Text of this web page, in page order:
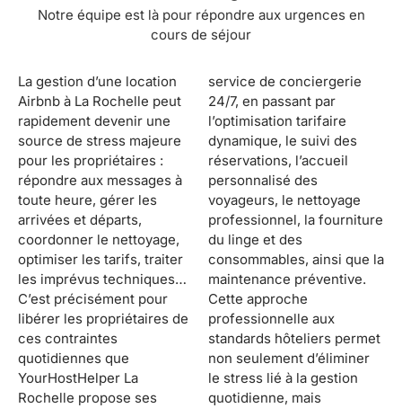
Notre équipe est là pour répondre aux urgences en
cours de séjour
La gestion d’une location
Airbnb à La Rochelle peut
rapidement devenir une
source de stress majeure
pour les propriétaires :
répondre aux messages à
toute heure, gérer les
arrivées et départs,
coordonner le nettoyage,
optimiser les tarifs, traiter
les imprévus techniques…
C’est précisément pour
libérer les propriétaires de
ces contraintes
quotidiennes que
YourHostHelper La
Rochelle propose ses
service de conciergerie
24/7, en passant par
l’optimisation tarifaire
dynamique, le suivi des
réservations, l’accueil
personnalisé des
voyageurs, le nettoyage
professionnel, la fourniture
du linge et des
consommables, ainsi que la
maintenance préventive.
Cette approche
professionnelle aux
standards hôteliers permet
non seulement d’éliminer
le stress lié à la gestion
quotidienne, mais